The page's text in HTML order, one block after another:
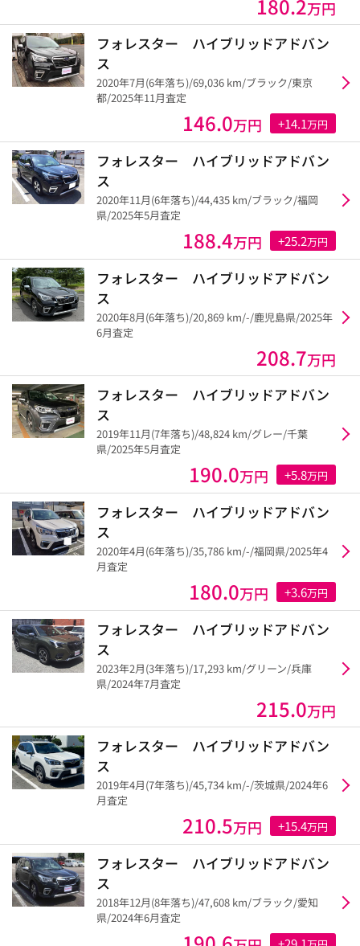
180.2万円
フォレスター ハイブリッドアドバン
ス
2020年7月(6年落ち)/69,036 km/ブラック/東京
都/2025年11月査定
146.0万円 +14.1万円
フォレスター ハイブリッドアドバン
ス
2020年11月(6年落ち)/44,435 km/ブラック/福岡
県/2025年5月査定
188.4万円 +25.2万円
フォレスター ハイブリッドアドバン
ス
2020年8月(6年落ち)/20,869 km/-/鹿児島県/2025年
6月査定
208.7万円
フォレスター ハイブリッドアドバン
ス
2019年11月(7年落ち)/48,824 km/グレー/千葉
県/2025年5月査定
190.0万円 +5.8万円
フォレスター ハイブリッドアドバン
ス
2020年4月(6年落ち)/35,786 km/-/福岡県/2025年4
月査定
180.0万円 +3.6万円
フォレスター ハイブリッドアドバン
ス
2023年2月(3年落ち)/17,293 km/グリーン/兵庫
県/2024年7月査定
215.0万円
フォレスター ハイブリッドアドバン
ス
2019年4月(7年落ち)/45,734 km/-/茨城県/2024年6
月査定
210.5万円 +15.4万円
フォレスター ハイブリッドアドバン
ス
2018年12月(8年落ち)/47,608 km/ブラック/愛知
県/2024年6月査定